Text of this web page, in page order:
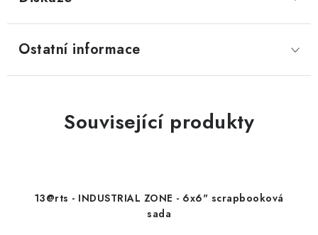
Ostatní informace
Související produkty
13@rts - INDUSTRIAL ZONE - 6x6" scrapbooková
sada